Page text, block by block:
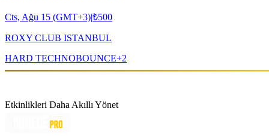
Cts, Ağu 15 (GMT+3)|₺500
ROXY CLUB ISTANBUL
HARD TECHNOBOUNCE+2
Etkinlikleri Daha Akıllı Yönet